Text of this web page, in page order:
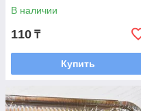
В наличии
110 ₸
Купить